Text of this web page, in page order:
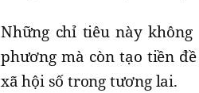
Những chỉ tiêu này
phương mà còn tạo tiền
xã hội số trong tương lai.